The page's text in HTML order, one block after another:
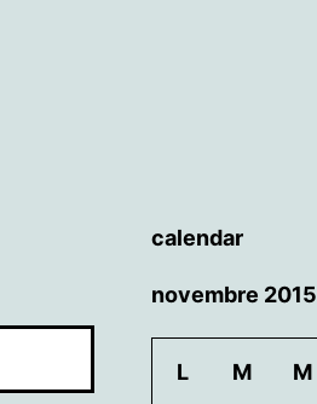
calendar
novembre 2015
L M M